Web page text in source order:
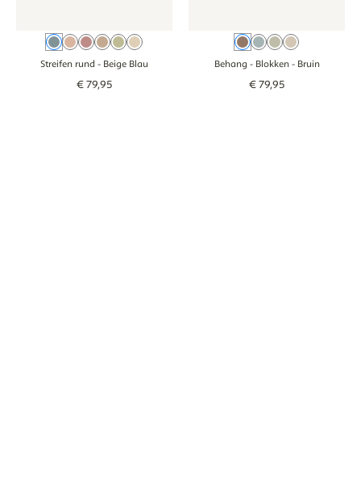
Beige Blau
Oudroze
RosaBraun
GroenBeige
Streifen rund - Beige Blau
€79,95
BruinBlauw
GroenBeige
Behang - Blokken- Bruin
€79,95